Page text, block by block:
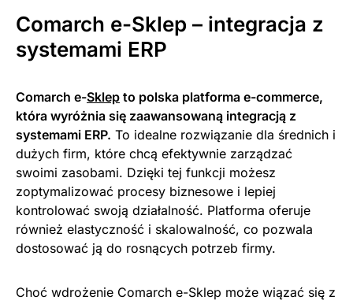
Comarch e-Sklep – integracja z
systemami ERP
Comarch e-Sklep to polska platforma e-commerce,
która wyróżnia się zaawansowaną integracją z
systemami ERP. To idealne rozwiązanie dla średnich i
dużych firm, które chcą efektywnie zarządzać
swoimi zasobami. Dzięki tej funkcji możesz
zoptymalizować procesy biznesowe i lepiej
kontrolować swoją działalność. Platforma oferuje
również elastyczność i skalowalność, co pozwala
dostosować ją do rosnących potrzeb firmy.
Choć wdrożenie Comarch e-Sklep może wiązać się z